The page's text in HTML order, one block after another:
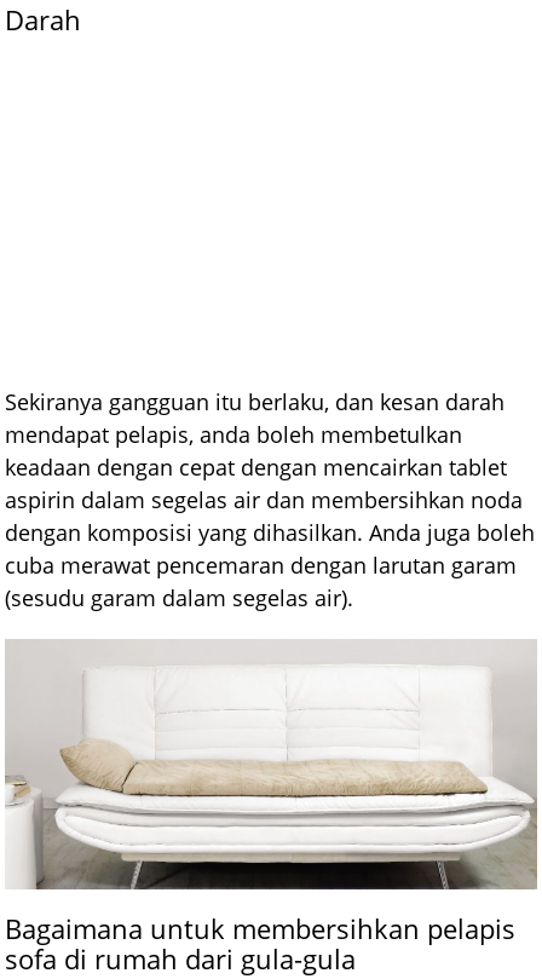
Darah
Sekiranya gangguan itu berlaku, dan kesan darah
mendapat pelapis, anda boleh membetulkan
keadaan dengan cepat dengan mencairkan tablet
aspirin dalam segelas air dan membersihkan noda
dengan komposisi yang dihasilkan. Anda juga boleh
cuba merawat pencemaran dengan larutan garam
(sesudu garam dalam segelas air).
Bagaimana untuk membersihkan pelapis
sofa di rumah dari gula-gula